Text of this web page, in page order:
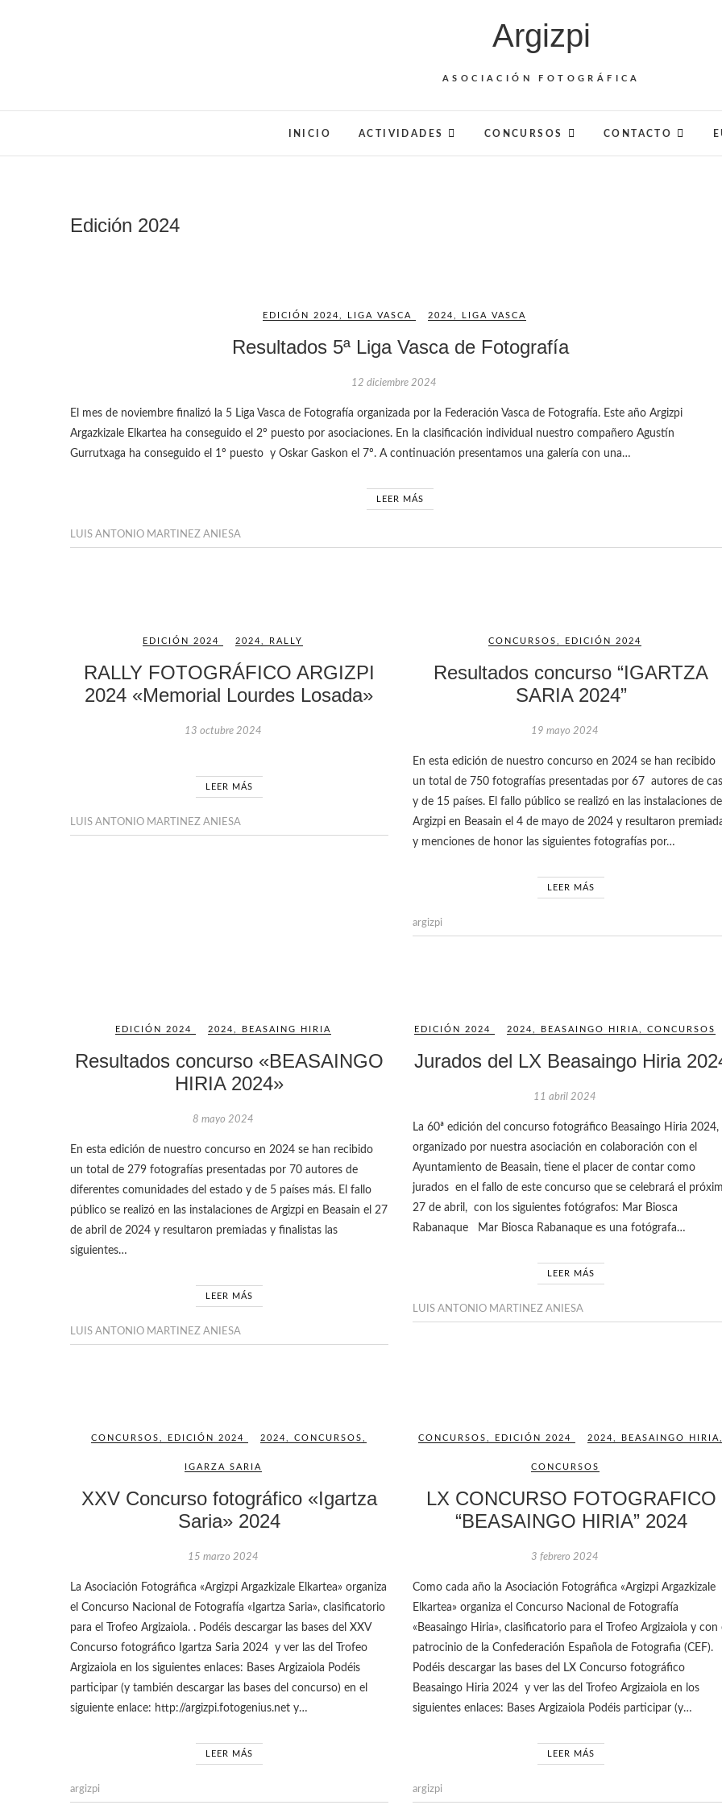
Argizpi
ASOCIACIÓN FOTOGRÁFICA
INICIO ACTIVIDADES CONCURSOS CONTACTO
Edición 2024
EDICIÓN 2024 LIGA VASCA 2024 LIGA VASCA
Resultados 5ª Liga Vasca de Fotografía
12 diciembre 2024
El mes de noviembre finalizó la 5 Liga Vasca de Fotografía organizada por la Federación Vasca de Fotografía. Este año Argizpi
Argazkizale Elkartea ha conseguido el 2º puesto por asociaciones. En la clasificación individual nuestro compañero Agustín
Gurrutxaga ha conseguido el 1º puesto y Oskar Gaskon el 7º. A continuación presentamos una galería con una…
LEER MÁS
LUIS ANTONIO MARTINEZ ANIESA
EDICIÓN 2024 2024 RALLY
RALLY FOTOGRÁFICO ARGIZPI
2024 «Memorial Lourdes Losada»
13 octubre 2024
LEER MÁS
LUIS ANTONIO MARTINEZ ANIESA
CONCURSOS EDICIÓN 2024
Resultados concurso “IGARTZA
SARIA 2024”
19 mayo 2024
En esta edición de nuestro concurso en 2024 se han recibido
un total de 750 fotografías presentadas por 67 autores de
y de 15 países. El fallo público se realizó en las instalaciones de
Argizpi en Beasain el 4 de mayo de 2024 y resultaron
y menciones de honor las siguientes fotografías por…
LEER MÁS
argizpi
EDICIÓN 2024 2024 BEASAING HIRIA
Resultados concurso «BEASAINGO
HIRIA 2024»
8 mayo 2024
En esta edición de nuestro concurso en 2024 se han recibido
un total de 279 fotografías presentadas por 70 autores de
diferentes comunidades del estado y de 5 países más. El fallo
público se realizó en las instalaciones de Argizpi en Beasain el 27
de abril de 2024 y resultaron premiadas y finalistas las
siguientes…
LEER MÁS
LUIS ANTONIO MARTINEZ ANIESA
EDICIÓN 2024 2024 BEASAINGO HIRIA ,CONCURSOS
Jurados del LX Beasaingo Hiria
11 abril 2024
La 60ª edición del concurso fotográfico Beasaingo Hiria 2024,
organizado por nuestra asociación en colaboración con el
Ayuntamiento de Beasain, tiene el placer de contar como
jurados en el fallo de este concurso que se celebrará el
27 de abril, con los siguientes fotógrafos: Mar Biosca
Rabanaque Mar Biosca Rabanaque es una fotógrafa…
LEER MÁS
LUIS ANTONIO MARTINEZ ANIESA
CONCURSOS EDICIÓN 2024 2024 ,CONCURSOS
IGARZA SARIA
XXV Concurso fotográfico «Igartza
Saria» 2024
15 marzo 2024
La Asociación Fotográfica «Argizpi Argazkizale Elkartea» organiza
el Concurso Nacional de Fotografía «Igartza Saria», clasificatorio
para el Trofeo Argizaiola. . Podéis descargar las bases del XXV
Concurso fotográfico Igartza Saria 2024 y ver las del Trofeo
Argizaiola en los siguientes enlaces: Bases Argizaiola Podéis
participar (y también descargar las bases del concurso) en el
siguiente enlace: http://argizpi.fotogenius.net y…
LEER MÁS
argizpi
CONCURSOS EDICIÓN 2024 2024 BEASAINGO HIRIA
CONCURSOS
LX CONCURSO FOTOGRAFICO
“BEASAINGO HIRIA” 2024
3 febrero 2024
Como cada año la Asociación Fotográfica «Argizpi Argazkizale
Elkartea» organiza el Concurso Nacional de Fotografía
«Beasaingo Hiria», clasificatorio para el Trofeo Argizaiola y con
patrocinio de la Confederación Española de Fotografia (CEF).
Podéis descargar las bases del LX Concurso fotográfico
Beasaingo Hiria 2024 y ver las del Trofeo Argizaiola en los
siguientes enlaces: Bases Argizaiola Podéis participar (y…
LEER MÁS
argizpi